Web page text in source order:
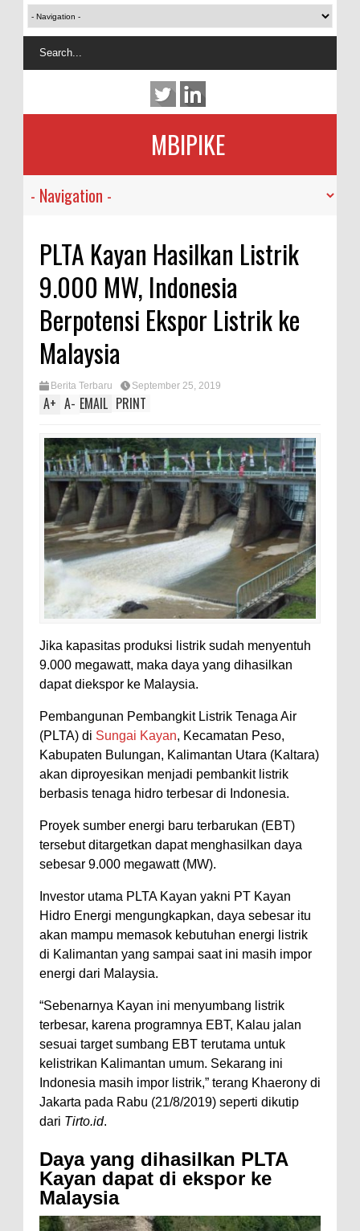
MBIPIKE
PLTA Kayan Hasilkan Listrik
9.000 MW, Indonesia
Berpotensi Ekspor Listrik ke
Malaysia
Berita Terbaru September 25, 2019
A+ A- EMAIL PRINT
Jika kapasitas produksi listrik sudah menyentuh
9.000 megawatt, maka daya yang dihasilkan
dapat diekspor ke Malaysia.
Pembangunan Pembangkit Listrik Tenaga Air
(PLTA) di Sungai Kayan, Kecamatan Peso,
Kabupaten Bulungan, Kalimantan Utara (Kaltara)
akan diproyesikan menjadi pembankit listrik
berbasis tenaga hidro terbesar di Indonesia.
Proyek sumber energi baru terbarukan (EBT)
tersebut ditargetkan dapat menghasilkan daya
sebesar 9.000 megawatt (MW).
Investor utama PLTA Kayan yakni PT Kayan
Hidro Energi mengungkapkan, daya sebesar itu
akan mampu memasok kebutuhan energi listrik
di Kalimantan yang sampai saat ini masih impor
energi dari Malaysia.
“Sebenarnya Kayan ini menyumbang listrik
terbesar, karena programnya EBT, Kalau jalan
sesuai target sumbang EBT terutama untuk
kelistrikan Kalimantan umum. Sekarang ini
Indonesia masih impor listrik,” terang Khaerony di
Jakarta pada Rabu (21/8/2019) seperti dikutip
dari Tirto.id.
Daya yang dihasilkan PLTA
Kayan dapat di ekspor ke
Malaysia